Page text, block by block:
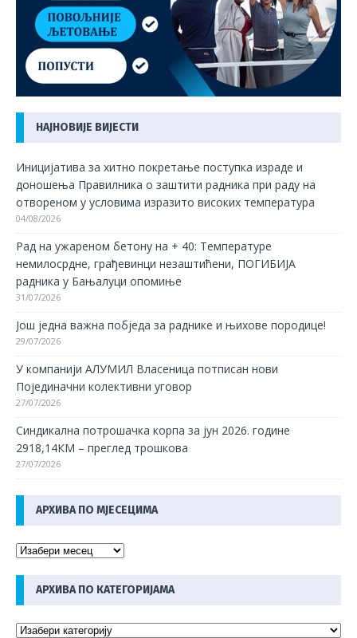
НАЈНОВИЈЕ ВИЈЕСТИ
Иницијатива за хитно покретање поступка израде и
доношења Правилника о заштити радника при раду на
отвореном у условима изразито високих температура
04/08/2026
Рад на ужареном бетону на + 40: Температуре
немилосрдне, грађевинци незаштићени, ПОГИБИЈА
радника у Бањалуци опомиње
31/07/2026
Још једна важна побједа за раднике и њихове породице!
29/07/2026
У компанији АЛУМИЛ Власеница потписан нови
Појединачни колективни уговор
27/07/2026
Синдикална потрошачка корпа за јун 2026. године
2918,14КМ – преглед трошкова
27/07/2026
АРХИВА ПО МЈЕСЕЦИМА
АРХИВА ПО КАТЕГОРИЈАМА